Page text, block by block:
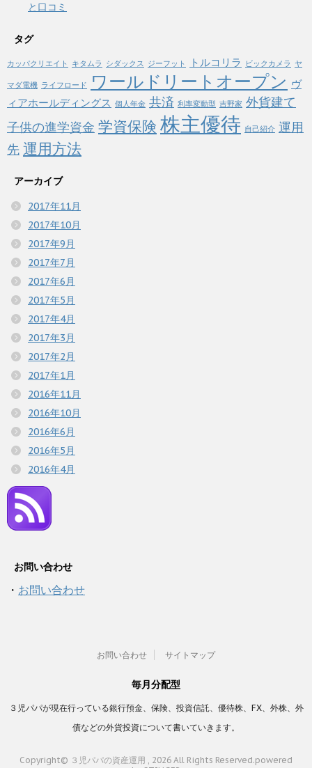
と口コミ
タグ
カッパクリエイト キタムラ シダックス ジーフット トルコリラ ビックカメラ ヤ
マダ電機 ライフロード ワールドリートオープン ヴ
ィアホールディングス 個人年金 共済 利率変動型 吉野家 外貨建て
子供の進学資金 学資保険 株主優待 自己紹介 運用
先 運用方法
アーカイブ
2017年11月
2017年10月
2017年9月
2017年7月
2017年6月
2017年5月
2017年4月
2017年3月
2017年2月
2017年1月
2016年11月
2016年10月
2016年6月
2016年5月
2016年4月
お問い合わせ
・ お問い合わせ
お問い合わせ サイトマップ
毎月分配型
３児パパが現在行っている銀行預金、保険、投資信託、優待株、FX、外株、外
債などの外貨投資について書いていきます。
Copyright© ３児パパの資産運用 , 2026 All Rights Reserved.powered